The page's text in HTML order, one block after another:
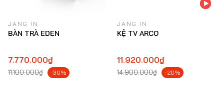
JANG IN
BÀN TRÀ EDEN
7.770.000₫
11.100.000₫ -30%
JANG IN
KỆ TV ARCO
11.920.000₫
14.900.000₫ -20%